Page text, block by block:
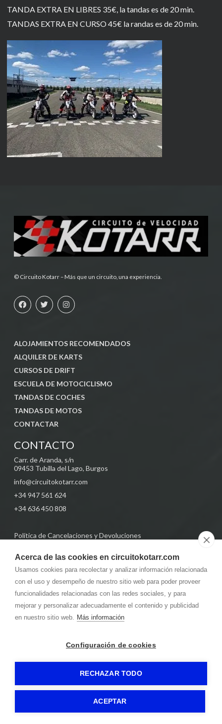
Acerca de las cookies en circuitokotarr.com
Usamos cookies para recolectar y analizar información relacionada
con el uso y desempeño de nuestro sitio web para poder proveer
funcionalidades relacionadas con las redes sociales, y para
mejorar y personalizar adecuadamente el contenido y publicidad
en nuestro sitio web. Más información
Configuración de cookies
RECHAZAR TODO
ACEPTAR
TANDA EXTRA EN LIBRES 35€, la tandas es de 20 min.
TANDAS EXTRA EN CURSO 45€ la randas es de 20 min.
© Circuito Kotarr – Más que un circuito, una experiencia.
ALOJAMIENTOS RECOMENDADOS
ALQUILER DE KARTS
CURSOS DE DRIFT
ESCUELA DE MOTOCICLISMO
TANDAS DE COCHES
TANDAS DE MOTOS
CONTACTAR
CONTACTO
Carr. de Aranda, s/n
09453 Tubilla del Lago, Burgos
info@circuitokotarr.com
+34 947 561 624
+34 636 450 808
Política de Cancelaciones y Devoluciones
HORARIO
Miércoles, jueves y viernes
De 10:00 a 19:00
Sábado y domingo
De 9:00 a 19:00
Lunes y Martes
Política de cookies-Gormática -